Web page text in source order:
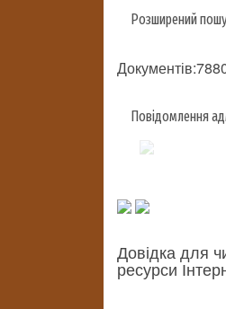
Розширений
Повідомлення
Довідка для
ресурси